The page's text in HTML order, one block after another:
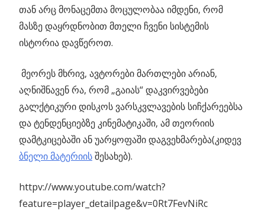
თან არც მონაცემთა მოცულობაა იმდენი, რომ
მასზე დაყრდნობით მთელი ჩვენი სისტემის
ისტორია დავწეროთ.
მეორეს მხრივ, ავტორები მართლები არიან,
აღნიშნავენ რა, რომ „გაიას“ დაკვირვებები
გალქტიკური დისკოს ვარსკვლავების სიჩქარეებსა
და ტენდენციებზე კინემატიკაში, ამ თეორიის
დამტკიცებაში ან უარყოფაში დაგვეხმარება(კიდევ
ბნელი მატერიისშესახებ).
httpv://www.youtube.com/watch?
feature=player_detailpage&v=0Rt7FevNiRc